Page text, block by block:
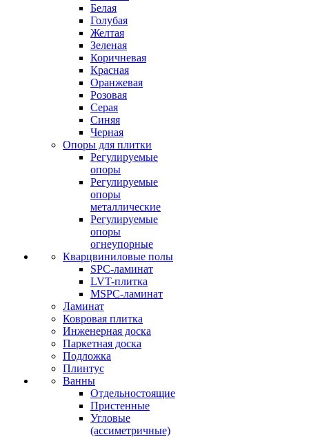
Белая
Голубая
Желтая
Зеленая
Коричневая
Красная
Оранжевая
Розовая
Серая
Синяя
Черная
Опоры для плитки
Регулируемые
опоры
Регулируемые
опоры
металлические
Регулируемые
опоры
огнеупорные
Кварцвиниловые полы
SPC-ламинат
LVT-плитка
MSPC-ламинат
Ламинат
Ковровая плитка
Инженерная доска
Паркетная доска
Подложка
Плинтус
Ванны
Отдельностоящие
Пристенные
Угловые
(ассиметричные)